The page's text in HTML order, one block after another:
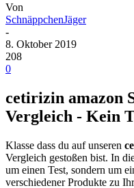
Von
SchnäppchenJäger
-
8. Oktober 2019
208
0
cetirizin amazon
Vergleich - Kein
Klasse dass du auf unseren
Vergleich gestoßen bist. In
um einen Test, sondern um
verschiedener Produkte zu